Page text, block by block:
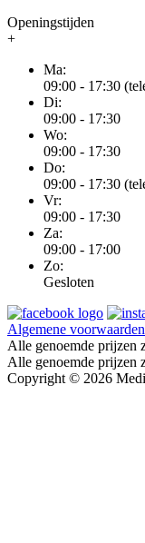
Openingstijden
+
Ma:
09:00 - 17:30
Di:
09:00 - 17:30
Wo:
09:00 - 17:30
Do:
09:00 - 17:30
Vr:
09:00 - 17:30
Za:
09:00 - 17:00
Zo:
Gesloten
Algemene voorwaarden
Alle genoemde
Alle genoemde
Copyright © 2026